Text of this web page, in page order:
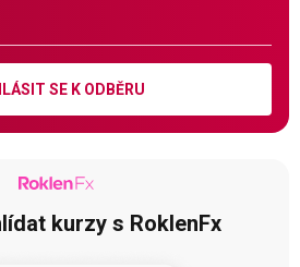
SE K ODBĚRU
kurzy s RoklenFx